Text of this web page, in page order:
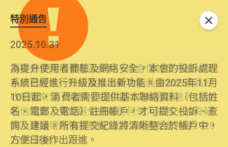
特別通告
2026.06.29
消委會提醒消費者及商戶，本會僅於官方網站發
布消費警示。如接獲以消委會名義發出的產品回
收相關來電、電郵、短訊或社交媒體訊息，切勿
輕信回應，更應避免透露任何個人資料。如有疑
問，請致電防騙易熱線18222或消委會熱線2929
2222查詢。
2025.10.31
為提升使用者體驗及網絡安全，本會的投訴處理
系統已經進行升級及推出新功能。由2025年11月
10日起，消費者需要提供基本聯絡資料（包括姓
名、電郵及電話）註冊帳戶，才可提交投訴、查
詢及建議。所有提交紀錄將清晰整合於帳戶中，
方便日後作出跟進。
關閉